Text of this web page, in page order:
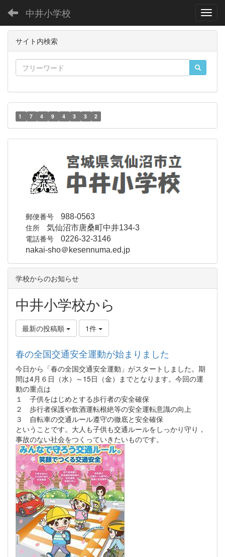
中井小学校
サイト内検索
1 7 4 9 4 3 3 2
郵便番号 988-0563
住所 気仙沼市唐桑町中井134-3
電話番号 0226-32-3146
nakai-sho＠kesennuma.ed.jp
学校からのお知らせ
中井小学校から
最新の投稿順 1件
春の全国交通安全運動が始まりました
今日から「春の全国交通安全運動」がスタートしました。期
間は4月６日（水）～15日（金）までとなります。今回の運
動の重点は
１ 子供をはじめとする歩行者の安全確保
２ 歩行者保護や飲酒運転根絶等の安全運転意識の向上
３ 自転車の交通ルール遵守の徹底と安全確保
ということです。大人も子供も交通ルールをしっかり守り，
事故のない社会をつくっていきたいものです。